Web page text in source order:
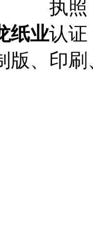
纸业
版、印刷